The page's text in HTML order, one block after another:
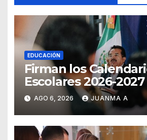
EDUCACIÓN
Firman los
Escolares 2026-
Guanajuato
AGO 6, 2026 JUANMA A